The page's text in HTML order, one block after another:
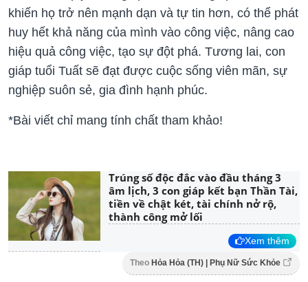
khiến họ trở nên mạnh dạn và tự tin hơn, có thể phát
huy hết khả năng của mình vào công việc, nâng cao
hiệu quả công việc, tạo sự đột phá. Tương lai, con
giáp tuổi Tuất sẽ đạt được cuộc sống viên mãn, sự
nghiệp suôn sẻ, gia đình hạnh phúc.
*Bài viết chỉ mang tính chất tham khảo!
Trúng số độc đắc vào đầu tháng 3
âm lịch, 3 con giáp kết bạn Thần Tài,
tiền về chật két, tài chính nở rộ,
thành công mở lối
Xem thêm
Theo Hỏa Hỏa (TH) | Phụ Nữ Sức Khỏe